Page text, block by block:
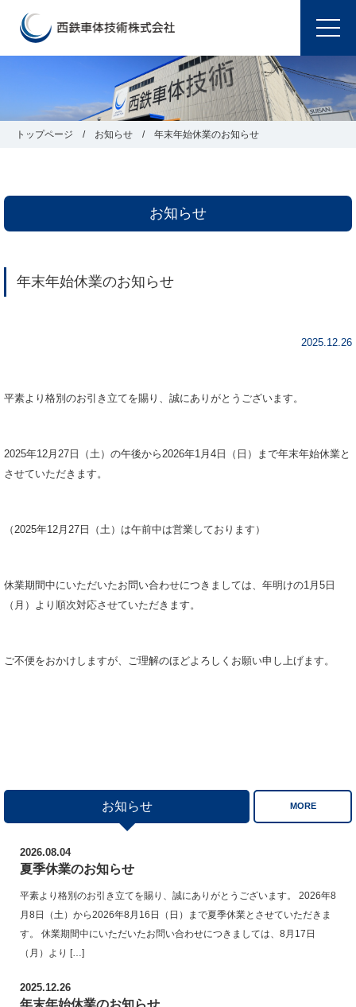
トップページ お知らせ 年末年始休業のお知らせ
お知らせ
年末年始休業のお知らせ
2025.12.26
平素より格別のお引き立てを賜り、誠にありがとうございます。
2025年12月27日（土）の午後から2026年1月4日（日）まで年末年始休業と
させていただきます。
（2025年12月27日（土）は午前中は営業しております）
休業期間中にいただいたお問い合わせにつきましては、年明けの1月5日
（月）より順次対応させていただきます。
ご不便をおかけしますが、ご理解のほどよろしくお願い申し上げます。
お知らせ MORE
2026.08.04
夏季休業のお知らせ
平素より格別のお引き立てを賜り、誠にありがとうございます。 2026年8
月8日（土）から2026年8月16日（日）まで夏季休業とさせていただきま
す。 休業期間中にいただいたお問い合わせにつきましては、8月17日
（月）より […]
2025.12.26
年末年始休業のお知らせ